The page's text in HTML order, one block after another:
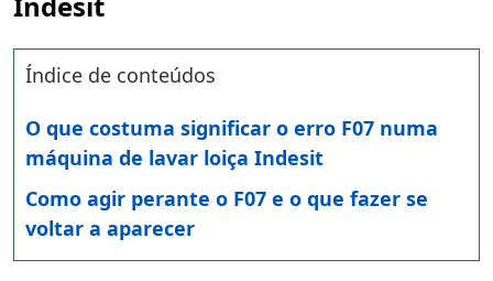
Índice de conteúdos
O que costuma significar o erro F07 numa
máquina de lavar loiça Indesit
Como agir perante o F07 e o que fazer se
voltar a aparecer